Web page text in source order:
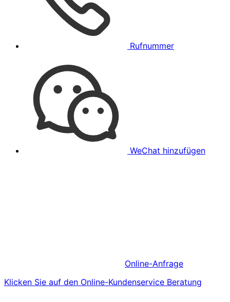
Rufnummer
WeChat hinzufügen
Online-Anfrage
Klicken Sie auf den Online-Kundenservice Beratung